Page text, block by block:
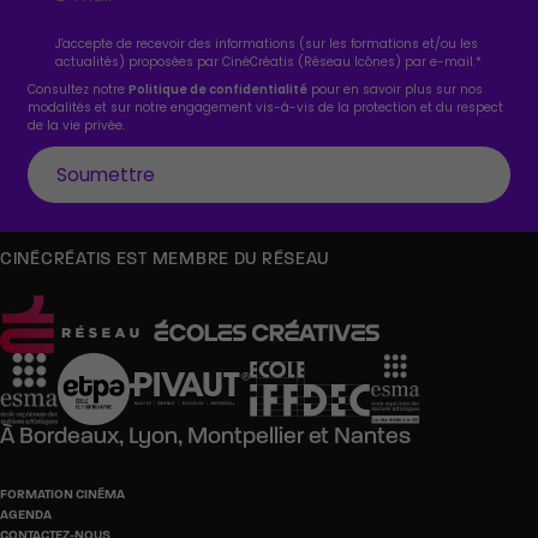
J'accepte de recevoir des informations (sur les formations et/ou les
actualités) proposées par CinéCréatis (Réseau Icônes) par e-mail.*
Consultez notrePolitique de confidentialité pour en savoir plus sur nos
modalités et sur notre engagement vis-à-vis de la protection et du respect
de la vie privée.
CINÉCRÉATIS EST MEMBRE DU RÉSEAU
À Bordeaux, Lyon, Montpellieret Nantes
FORMATION CINÉMA
AGENDA